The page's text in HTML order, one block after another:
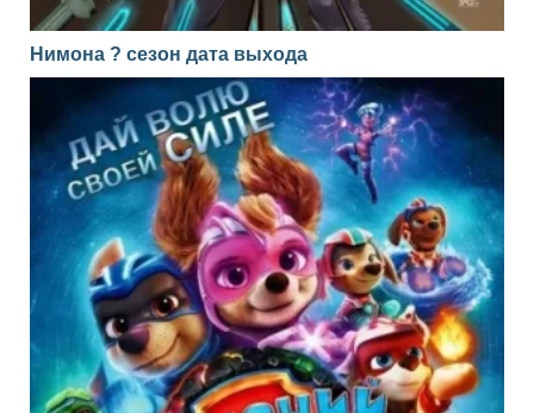
Нимона ? сезон дата выхода